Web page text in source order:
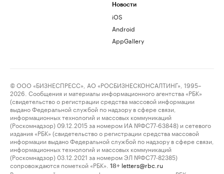
Новости
iOS
Android
AppGallery
© ООО «БИЗНЕСПРЕСС», АО «РОСБИЗНЕСКОНСАЛТИНГ», 1995–
2026. Сообщения и материалы информационного агентства «РБК»
(свидетельство о регистрации средства массовой информации
выдано Федеральной службой по надзору в сфере связи,
информационных технологий и массовых коммуникаций
(Роскомнадзор) 09.12.2015 за номером ИА №ФС77-63848) и сетевого
издания «РБК» (свидетельство о регистрации средства массовой
информации выдано Федеральной службой по надзору в сфере связи,
информационных технологий и массовых коммуникаций
(Роскомнадзор) 03.12.2021 за номером ЭЛ №ФС77-82385)
сопровождаются пометкой «РБК».
18+ letters@rbc.ru